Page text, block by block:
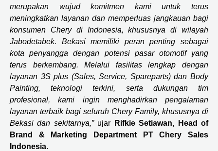
merupakan wujud komitmen kami untuk terus
meningkatkan layanan dan memperluas jangkauan bagi
konsumen Chery di Indonesia, khususnya di wilayah
Jabodetabek. Bekasi memiliki peran penting sebagai
kota penyangga dengan potensi pasar otomotif yang
terus berkembang. Melalui fasilitas lengkap dengan
layanan 3S plus (Sales, Service, Spareparts) dan Body
Painting, teknologi terkini, serta dukungan tim
profesional, kami ingin menghadirkan pengalaman
layanan terbaik bagi seluruh Chery Family, khususnya di
Bekasi dan sekitarnya,”ujar
Rifkie Setiawan, Head of
Brand & Marketing Department PT Chery Sales
Indonesia.